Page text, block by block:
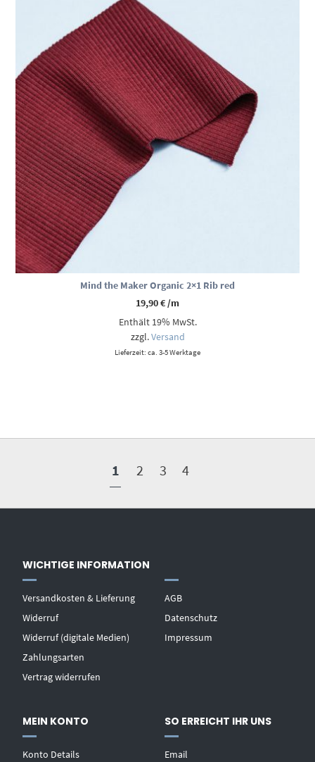
Mind the Maker Organic 2×1 Rib red
19,90€/m
Enthält 19% MwSt.
zzgl.Versand
Lieferzeit: ca. 3-5 Werktage
1 2 3 4
WICHTIGE INFORMATION
Versandkosten & Lieferung
Widerruf
Widerruf (digitale Medien)
Zahlungsarten
Vertrag widerrufen
AGB
Datenschutz
Impressum
MEIN KONTO
Konto Details
SO ERREICHT IHR UNS
Email